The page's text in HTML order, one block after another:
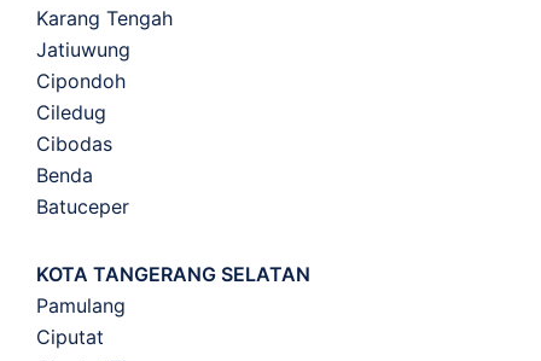
Karang Tengah
Jatiuwung
Cipondoh
Ciledug
Cibodas
Benda
Batuceper
KOTA TANGERANG SELATAN
Pamulang
Ciputat